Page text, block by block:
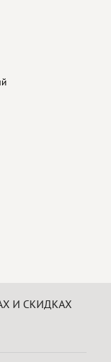
И СКИДКАХ